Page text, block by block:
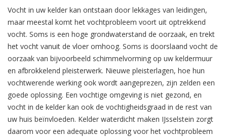
Vocht in uw kelder kan ontstaan door lekkages van leidingen,
maar meestal komt het vochtprobleem voort uit optrekkend
vocht. Soms is een hoge grondwaterstand de oorzaak, en trekt
het vocht vanuit de vloer omhoog. Soms is doorslaand vocht de
oorzaak van bijvoorbeeld schimmelvorming op uw keldermuur
en afbrokkelend pleisterwerk. Nieuwe pleisterlagen, hoe hun
vochtwerende werking ook wordt aangeprezen, zijn zelden een
goede oplossing. Een vochtige omgeving is niet gezond, en
vocht in de kelder kan ook de vochtigheidsgraad in de rest van
uw huis beïnvloeden. Kelder waterdicht maken IJsselstein zorgt
daarom voor een adequate oplossing voor het vochtprobleem